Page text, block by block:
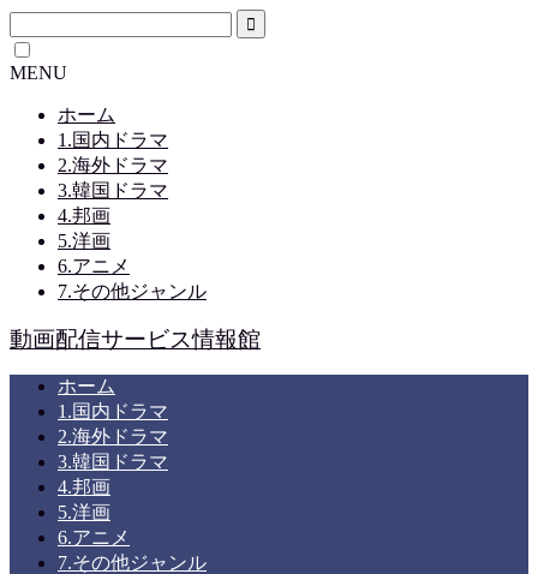
MENU
ホーム
1.国内ドラマ
2.海外ドラマ
3.韓国ドラマ
4.邦画
5.洋画
6.アニメ
7.その他ジャンル
動画配信サービス情報館
ホーム
1.国内ドラマ
2.海外ドラマ
3.韓国ドラマ
4.邦画
5.洋画
6.アニメ
7.その他ジャンル